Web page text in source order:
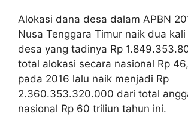
Alokasi dana desa dalam APBN
Nusa Tenggara Timur naik dua
desa yang tadinya Rp
total alokasi secara nasional Rp
pada 2016 lalu naik menjadi Rp
2.360.353.320.000 dari total
nasional Rp 60 triliun tahun ini.